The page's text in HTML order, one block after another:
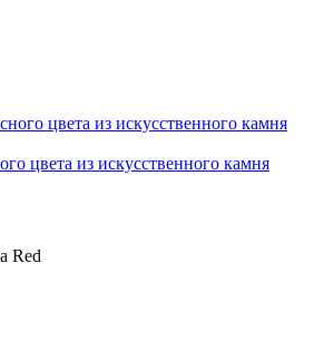
цвета из искусственного камня
Red